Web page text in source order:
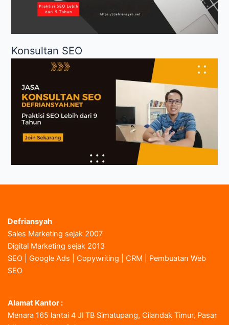
Konsultan SEO
Defriansyah
Sales Marketing sejak 2007
Digital Marketing sejak 2013
SEO | Google Ads | Copywriting | CRM | Pembuatan Web
SEO
Alamat Kantor :
Menara 165 lantai 4 Jl TB Simatupang, Cilandak Timur, Pasar